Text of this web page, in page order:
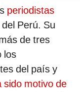
periodistas
Perú. Su
de tres
los
del país y
sido motivo de